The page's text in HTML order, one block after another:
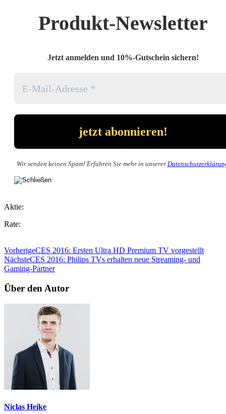
Produkt-Newsletter
Jetzt anmelden und 10%-Gutschein sichern!
Wir senden keinen Spam! Erfahren Sie mehr in unserer
Aktie:
Rate:
VorherigeCES 2016: Ersten Ultra HD Premium TV vorgestellt
NächsteCES 2016: Philips TVs erhalten neue Streaming- und
Gaming-Partner
Über den Autor
Niclas Heike